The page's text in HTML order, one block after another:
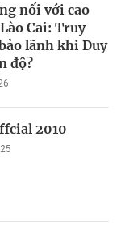
nối với cao
Cai: Truy
lãnh khi Duy
độ?
2010